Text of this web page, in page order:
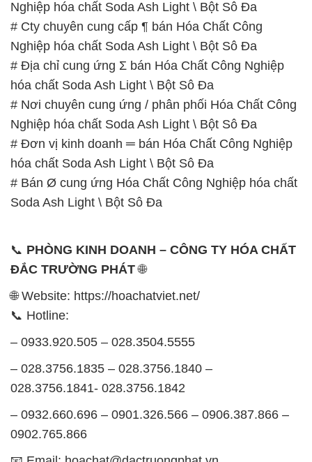
# Bán Ø cung ứng Hóa Chất Công Nghiệp hóa chất
Soda Ash Light \ Bột Sô Đa
📞
PHÒNG KINH DOANH – CÔNG TY HÓA CHẤT
ĐẮC TRƯỜNG PHÁT
🌐 Website: https://hoachatviet.net/
📞 Hotline:
– 0933.920.505 – 028.3504.5555
– 028.3756.1835 – 028.3756.1840 –
– 0932.660.696 – 0901.326.566 – 0906.387.866 –
0902.765.866
📧 Email: hoachat@dactruongphat.vn
GIỜ LÀM VIỆC TẠI CÔNG TY HÓA CHẤT ĐẮC
TRƯỜNG PHÁT
Thời gian làm việctại Hóa Chất Đắc Trường Phát
được tổ chức như sau:
Thứ 2 đến thứ 6: Buổi sáng: từ 8h đến 11h – Buổi
chiều: từ 12h30 đến 17h
Thứ 7: Buổi sáng: từ 8h đến 11h – Buổi chiều: từ